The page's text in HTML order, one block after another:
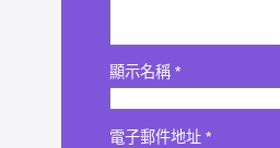
顯示名稱 *
電子郵件地址 *